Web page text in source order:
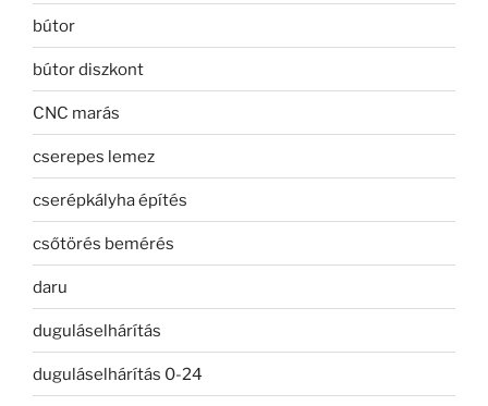
bútor
bútor diszkont
CNC marás
cserepes lemez
cserépkályha építés
csőtörés bemérés
daru
duguláselhárítás
duguláselhárítás 0-24